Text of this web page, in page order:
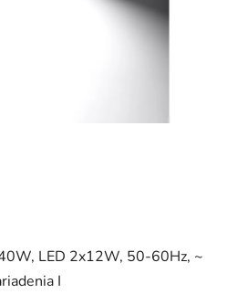
LED 2x12W, 50-60Hz, ~
I